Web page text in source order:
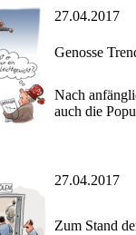
27.04.2017
Genosse
Nach
auch die
27.04.2017
Zum Stand